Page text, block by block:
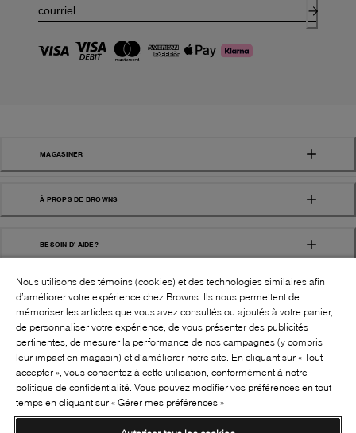
MAGASINER
À PROPS DE BROWNS
BESOIN D' AIDE?
BROWNS SHOES INC. TOUS DROITS
RÉSERVÉS
SUIVEZ-NOUS!:
Nous utilisons des témoins (cookies) et des technologies similaires afin
d’améliorer votre expérience chez Browns. Ils nous permettent de
mémoriser les articles que vous avez consultés ou ajoutés à votre panier,
de personnaliser votre expérience, de vous présenter des publicités
pertinentes, de mesurer la performance de nos campagnes (y compris
leur impact en magasin) et d’améliorer notre site. En cliquant sur « Tout
accepter », vous consentez à cette utilisation, conformément à notre
politique de confidentialité. Vous pouvez modifier vos préférences en tout
temps en cliquant sur « Gérer mes préférences »